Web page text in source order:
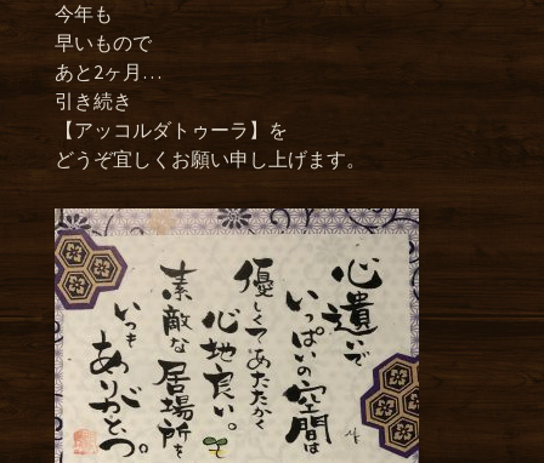
今年も
早いもので
あと2ヶ月…
引き続き
【アッコルダトゥーラ】を
どうぞ宜しくお願い申し上げます。